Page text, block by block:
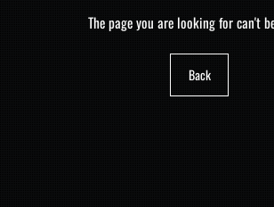
The page you are looking for can't
Back